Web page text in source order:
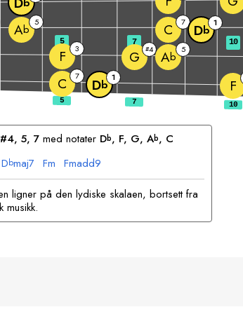
C 7
Db 1 F
F 3 G #4 Ab 5
Ab 5 C 7 Db 1
5 7 10
5, 7med notater Db, F, G, Ab, C
Dbmaj7 Fm Fmadd9
ligner på den lydiske skalaen, bortsett fra